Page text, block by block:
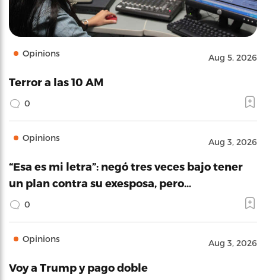
Opinions Aug 5, 2026
Terror a las 10 AM
0
Opinions Aug 3, 2026
“Esa es mi letra”: negó tres veces bajo tener
un plan contra su exesposa, pero…
0
Opinions Aug 3, 2026
Voy a Trump y pago doble